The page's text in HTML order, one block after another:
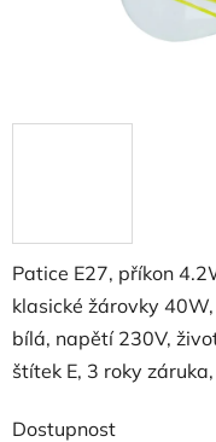
Patice E27, příkon
klasické žárovky
bílá, napětí 230V,
štítek E, 3 roky záruka,
Dostupnost